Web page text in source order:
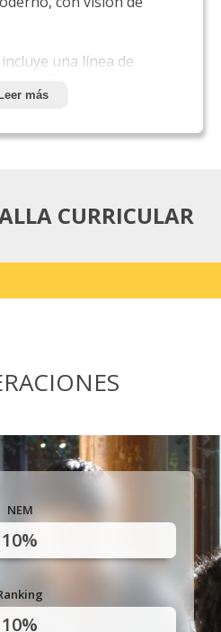
una línea de
asignaturas que
Leer más
CURRICULAR
NEM
10%
10%